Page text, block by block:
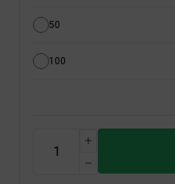
50
100